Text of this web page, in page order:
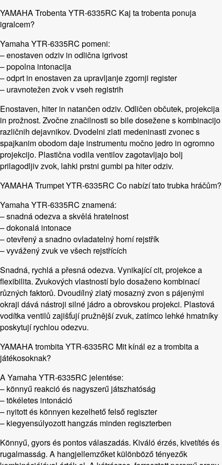
YAMAHA Trobenta YTR-6335RC Kaj ta trobenta ponuja
igralcem?
Yamaha YTR-6335RC pomeni:
– enostaven odziv in odlična igrivost
– popolna intonacija
– odprt in enostaven za upravljanje zgornji register
– uravnotežen zvok v vseh registrih
Enostaven, hiter in natančen odziv. Odličen občutek, projekcija
in prožnost. Zvočne značilnosti so bile dosežene s kombinacijo
različnih dejavnikov. Dvodelni zlati medeninasti zvonec s
spajkanim obodom daje instrumentu močno jedro in ogromno
projekcijo. Plastična vodila ventilov zagotavljajo bolj
prilagodljiv zvok, lahki prstni gumbi pa hiter odziv.
YAMAHA Trumpet YTR-6335RC Co nabízí tato trubka hráčům?
Yamaha YTR-6335RC znamená:
– snadná odezva a skvělá hratelnost
– dokonalá intonace
– otevřený a snadno ovladatelný horní rejstřík
– vyvážený zvuk ve všech rejstřících
Snadná, rychlá a přesná odezva. Vynikající cit, projekce a
flexibilita. Zvukových vlastností bylo dosaženo kombinací
různých faktorů. Dvoudílný zlatý mosazný zvon s pájenými
okraji dává nástroji silné jádro a obrovskou projekci. Plastová
vodítka ventilů zajišťují pružnější zvuk, zatímco lehké hmatníky
poskytují rychlou odezvu.
YAMAHA trombita YTR-6335RC Mit kínál ez a trombita a
játékosoknak?
A Yamaha YTR-6335RC jelentése:
– könnyű reakció és nagyszerű játszhatóság
– tökéletes intonáció
– nyitott és könnyen kezelhető felső regiszter
– kiegyensúlyozott hangzás minden regiszterben
Könnyű, gyors és pontos válaszadás. Kiváló érzés, kivetítés és
rugalmasság. A hangjellemzőket különböző tényezők